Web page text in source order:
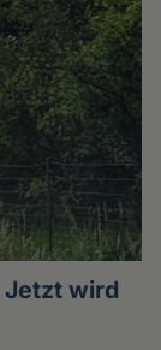
wird